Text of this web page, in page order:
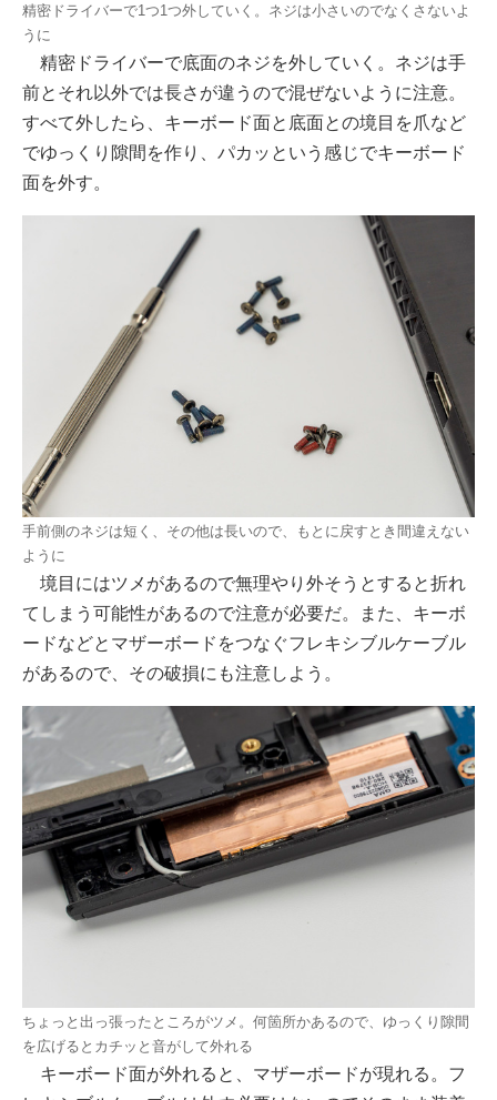
精密ドライバーで1つ1つ外していく。ネジは小さいのでなくさないよ
うに
精密ドライバーで底面のネジを外していく。ネジは手
前とそれ以外では長さが違うので混ぜないように注意。
すべて外したら、キーボード面と底面との境目を爪など
でゆっくり隙間を作り、パカッという感じでキーボード
面を外す。
手前側のネジは短く、その他は長いので、もとに戻すとき間違えない
ように
境目にはツメがあるので無理やり外そうとすると折れ
てしまう可能性があるので注意が必要だ。また、キーボ
ードなどとマザーボードをつなぐフレキシブルケーブル
があるので、その破損にも注意しよう。
ちょっと出っ張ったところがツメ。何箇所かあるので、ゆっくり隙間
を広げるとカチッと音がして外れる
キーボード面が外れると、マザーボードが現れる。フ